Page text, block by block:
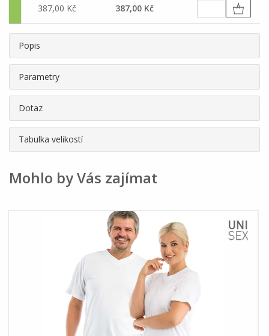
387,00 Kč 387,00 Kč
Popis
Parametry
Dotaz
Tabulka velikostí
Mohlo by Vás zajímat